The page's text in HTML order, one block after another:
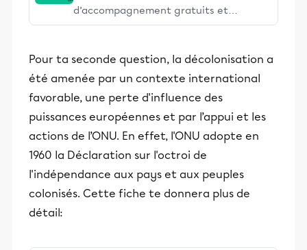
d’accompagnement gratuits et
stimulants, Alloprof engage les élèves
éducative.
Pour ta seconde question, la décolonisation a
été amenée par un contexte international
favorable, une perte d'influence des
puissances européennes et par l’appui et les
actions de l’ONU. En effet, l'ONU adopte en
1960 la Déclaration sur l'octroi de
l'indépendance aux pays et aux peuples
colonisés. Cette fiche te donnera plus de
détail: